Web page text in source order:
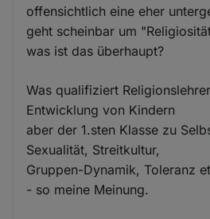
offensichtlich eine eher
geht scheinbar um
was ist das überhaupt?
Was qualifiziert
Entwicklung von Kindern
aber der 1.sten Klasse zu
Sexualität, Streitkultur,
Gruppen-Dynamik, Toleranz
- so meine Meinung.